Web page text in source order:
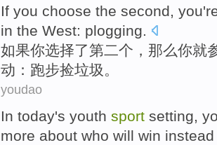
If you choose the second, you
in the West: plogging.
如果你选择了第二个，那么你就
动 ：跑步捡垃圾。
youdao
In today's youth sport setting,
more about who will win instead